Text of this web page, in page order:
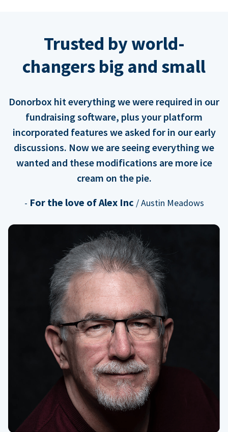
Trusted by world-
changers big and small
Donorbox hit everything we were required in our
fundraising software, plus your platform
incorporated features we asked for in our early
discussions. Now we are seeing everything we
wanted and these modifications are more ice
cream on the pie.
- For the love of Alex Inc / Austin Meadows